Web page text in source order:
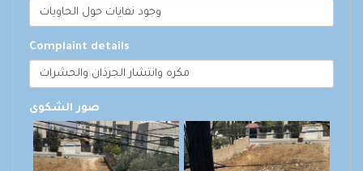
وجود نفايات حول الحاويات
Complaint details
مكره وانتشار الجرذان والحشرات
صور الشكوى